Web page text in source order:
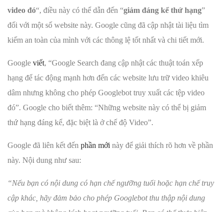
video đó“, điều này có thể dẫn đến “giảm đáng kể thứ hạng”
đối với một số website này. Google cũng đã cập nhật tài liệu tìm
kiếm an toàn của mình với các thông lệ tốt nhất và chi tiết mới.
Google viết, “Google Search đang cập nhật các thuật toán xếp
hạng để tác động mạnh hơn đến các website lưu trữ video khiêu
dâm nhưng không cho phép Googlebot truy xuất các tệp video
đó”. Google cho biết thêm: “Những website này có thể bị giảm
thứ hạng đáng kể, đặc biệt là ở chế độ Video”.
Google đã liên kết đến phần mới này để giải thích rõ hơn về phần
này. Nội dung như sau:
“Nếu bạn có nội dung có hạn chế ngưỡng tuổi hoặc hạn chế truy
cập khác, hãy đảm bảo cho phép Googlebot thu thập nội dung